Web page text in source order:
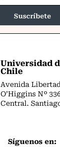
Universidad
Chile
Avenida
O’Higgins Nº
Central.
Síguenos en: